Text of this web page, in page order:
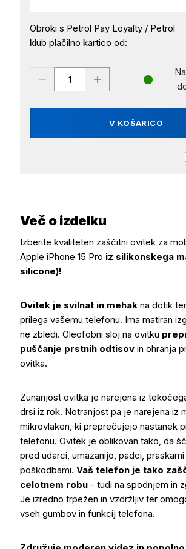
Obroki s Petrol Pay Loyalty / Petrol
klub plačilno kartico od:
V KOŠARICO
Več o izdelku
Več o izdelku
Izberite kvaliteten zaščitni ovitek za
Apple iPhone 15 Pro iz silikonskega
silicone)!
Ovitek je svilnat in mehak na dotik
prilega vašemu telefonu. Ima matiran
ne zbledi. Oleofobni sloj na ovitku
puščanje prstnih odtisov in ohranja
ovitka.
Zunanjost ovitka je narejena iz
drsi iz rok. Notranjost pa je narejena iz
mikrovlaken, ki preprečujejo nastanek
telefonu. Ovitek je oblikovan tako, da
pred udarci, umazanijo, padci, praskami
poškodbami. Vaš telefon je tako
celotnem robu - tudi na spodnjem in
Je izredno trpežen in vzdržljiv ter
vseh gumbov in funkcij telefona.